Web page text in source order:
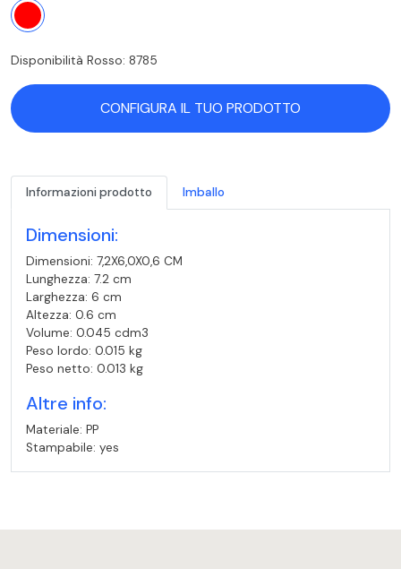
Disponibilità Rosso: 8785
CONFIGURA IL TUO PRODOTTO
Informazioni prodotto Imballo
Dimensioni:
Dimensioni: 7,2X6,0X0,6 CM
Lunghezza: 7.2 cm
Larghezza: 6 cm
Altezza: 0.6 cm
Volume: 0.045 cdm3
Peso lordo: 0.015 kg
Peso netto: 0.013 kg
Altre info:
Materiale: PP
Stampabile: yes